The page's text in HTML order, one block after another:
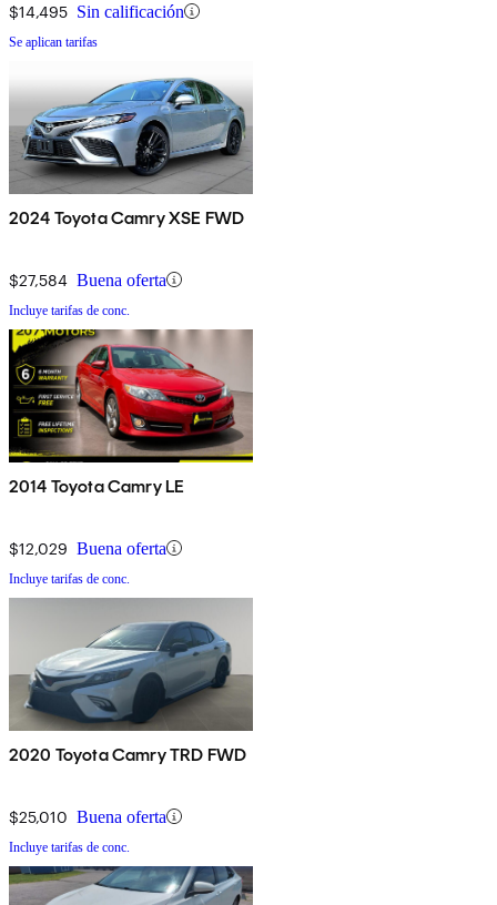
$14,495 Sin calificación
Se aplican tarifas
2024 Toyota Camry XSE FWD
$27,584 Buena oferta
Incluye tarifas de conc.
2014 Toyota Camry LE
$12,029 Buena oferta
Incluye tarifas de conc.
2020 Toyota Camry TRD FWD
$25,010 Buena oferta
Incluye tarifas de conc.